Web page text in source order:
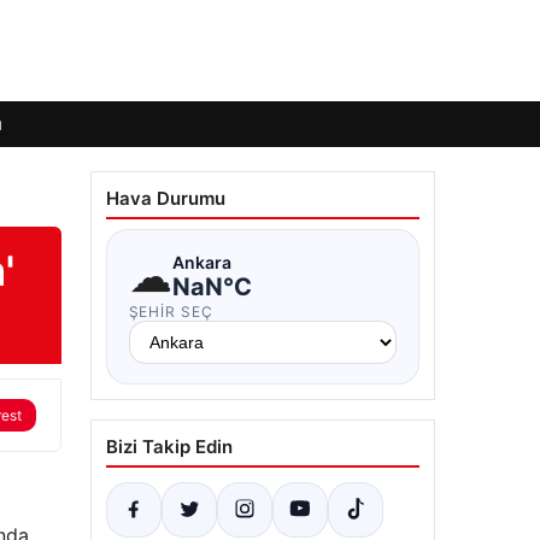
Hava Durumu
☁Ankara
NaN°C
ŞEHIR SEÇ
Bizi Takip Edin